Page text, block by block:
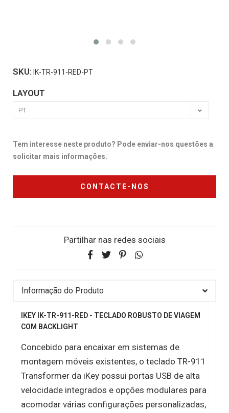
SKU: IK-TR-911-RED-PT
LAYOUT
Tem interesse neste produto? Pode enviar-nos questões a
solicitar mais informações.
CONTACTE-NOS
Partilhar nas redes sociais
Informação do Produto
IKEY IK-TR-911-RED - TECLADO ROBUSTO DE VIAGEM
COM BACKLIGHT
Concebido para encaixar em sistemas de
montagem móveis existentes, o teclado TR-911
Transformer da iKey possui portas USB de alta
velocidade integrados e opções modulares para
acomodar várias configurações personalizadas,